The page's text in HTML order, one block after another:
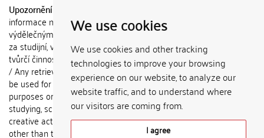
We use cookies
We use cookies and other tracking
technologies to improve your browsing
experience on our website, to analyze our
website traffic, and to understand where
our visitors are coming from.
I agree
Upozornění / Notice:
informace nemohou být použity k
výdělečným účelům nebo vydávány
za studijní, vědeckou nebo jinou
tvůrčí činnost jiné osoby než autora.
/ Any retrieved information shall not
be used for any commercial
purposes or claimed as results of
studying, scientific or any other
creative activities of any person
other than the author.